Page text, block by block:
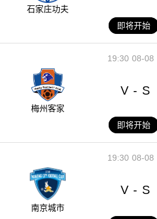
石家庄功夫
即将开始
08-08
19:30
梅州客家
V - S
即将开始
08-08
19:30
南京城市
V - S